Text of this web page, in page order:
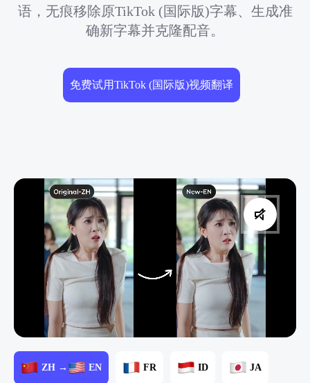
语，无痕移除原TikTok (国际版)字幕、生成准
确新字幕并克隆配音。
免费试用TikTok (国际版)视频翻译
ZH → EN FR ID JA